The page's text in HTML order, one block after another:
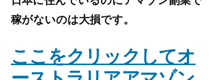
稼がないのは大損です。
ここをクリックしてオ